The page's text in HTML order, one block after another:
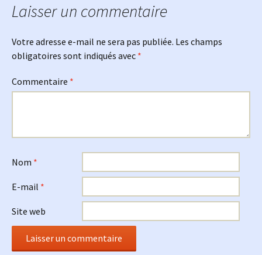
articles
Laisser un commentaire
Votre adresse e-mail ne sera pas publiée. Les champs
obligatoires sont indiqués avec *
Commentaire *
Nom *
E-mail *
Site web